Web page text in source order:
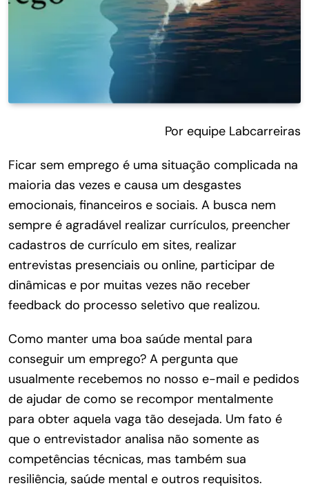
Por equipe Labcarreiras
Ficar sem emprego é uma situação complicada na
maioria das vezes e causa um desgastes
emocionais, financeiros e sociais. A busca nem
sempre é agradável realizar currículos, preencher
cadastros de currículo em sites, realizar
entrevistas presenciais ou online, participar de
dinâmicas e por muitas vezes não receber
feedback do processo seletivo que realizou.
Como manter uma boa saúde mental para
conseguir um emprego? A pergunta que
usualmente recebemos no nosso e-mail e pedidos
de ajudar de como se recompor mentalmente
para obter aquela vaga tão desejada. Um fato é
que o entrevistador analisa não somente as
competências técnicas, mas também sua
resiliência, saúde mental e outros requisitos.